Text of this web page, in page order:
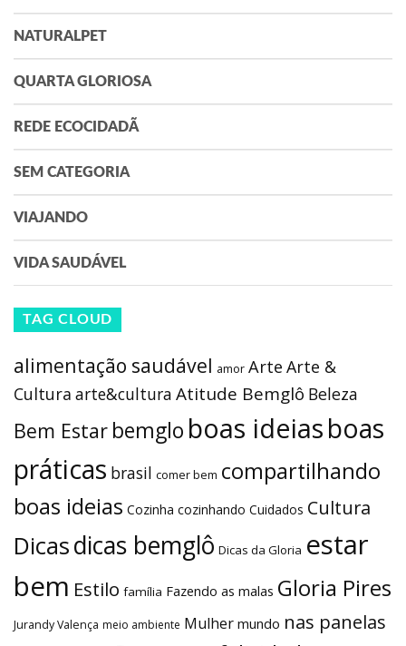
NATURALPET
QUARTA GLORIOSA
REDE ECOCIDADÃ
SEM CATEGORIA
VIAJANDO
VIDA SAUDÁVEL
TAG CLOUD
alimentação saudável amor Arte Arte &
Cultura arte&cultura Atitude Bemglô Beleza
Bem Estar bemglo boas ideiasboas
práticas brasil comer bem compartilhando
boas ideias Cozinha cozinhando Cuidados Cultura
Dicasdicas bemglô Dicas da Gloria estar
bem Estilo família Fazendo as malas Gloria Pires
Jurandy Valença meio ambiente Mulher mundo nas panelas